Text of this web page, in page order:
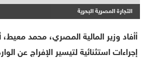
التجارة المصرية البحرية
أأفاد وزير المالية المصري، محمد معيط،
إجراءات استثنائية لتيسير الإفراج عن